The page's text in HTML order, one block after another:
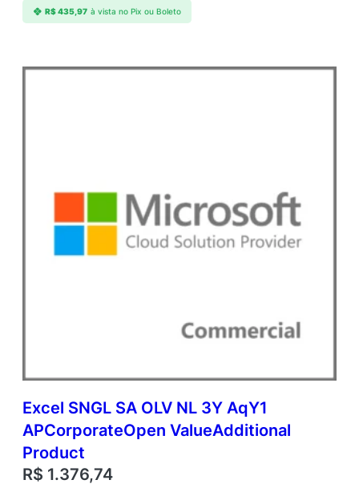
R$435,97 à vista no Pix ou Boleto
Excel SNGL SA OLV NL 3Y AqY1
APCorporateOpen ValueAdditional
Product
R$ 1.376,74